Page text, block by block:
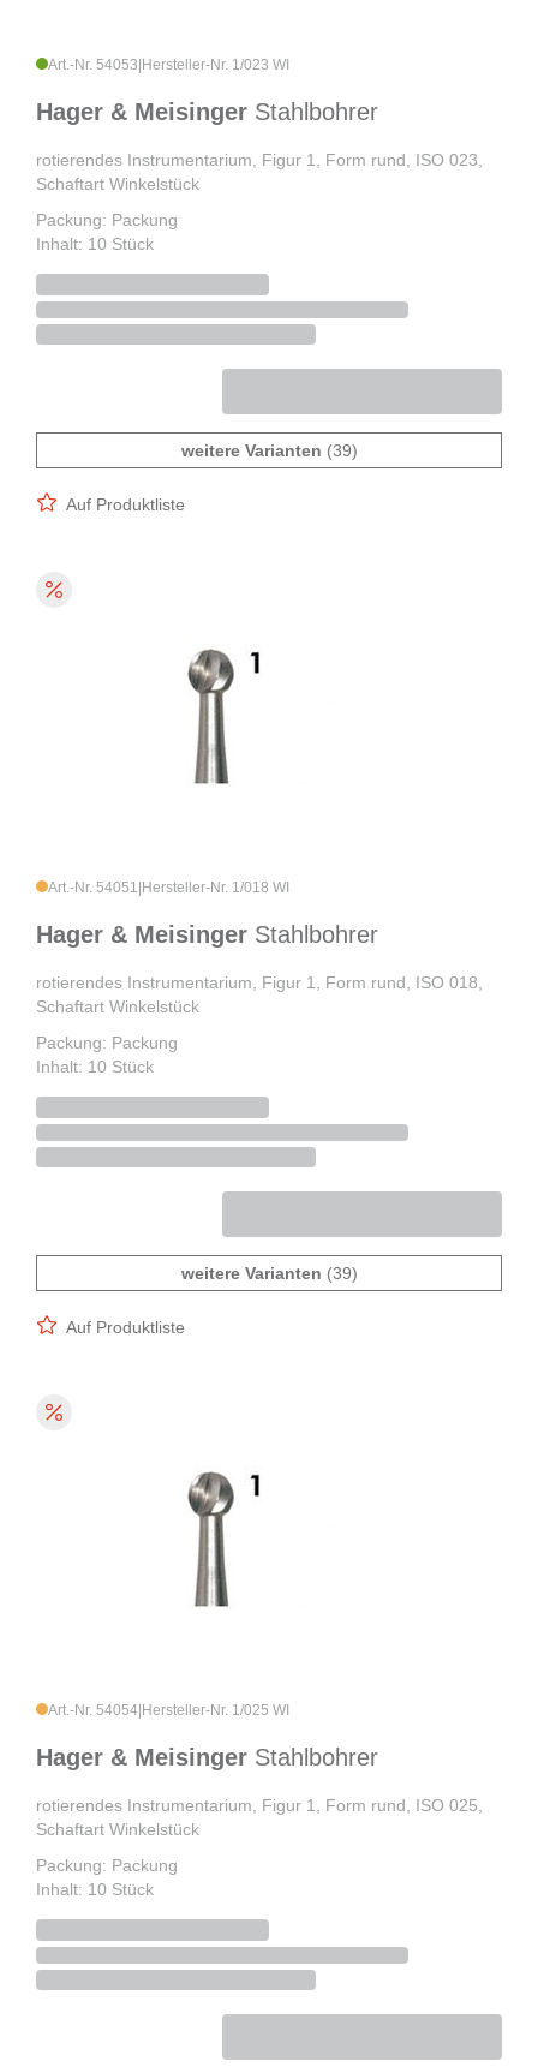
Art.-Nr. 54053 Hersteller-Nr. 1/023 WI
Hager & Meisinger Stahlbohrer
rotierendes Instrumentarium, Figur 1, Form rund, ISO 023,
Schaftart Winkelstück
Packung: Packung
Inhalt: 10 Stück
weitere Varianten (39)
Auf Produktliste
Art.-Nr. 54051 Hersteller-Nr. 1/018 WI
Hager & Meisinger Stahlbohrer
rotierendes Instrumentarium, Figur 1, Form rund, ISO 018,
Schaftart Winkelstück
Packung: Packung
Inhalt: 10 Stück
weitere Varianten (39)
Auf Produktliste
Art.-Nr. 54054 Hersteller-Nr. 1/025 WI
Hager & Meisinger Stahlbohrer
rotierendes Instrumentarium, Figur 1, Form rund, ISO 025,
Schaftart Winkelstück
Packung: Packung
Inhalt: 10 Stück